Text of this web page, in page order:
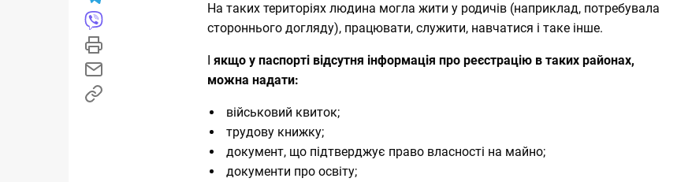
На таких територіях людина могла жити у родичів (наприклад, потребувала
стороннього догляду), працювати, служити, навчатися і таке інше.
І якщо у паспорті відсутня інформація про реєстрацію в таких районах,
можна надати:
військовий квиток;
трудову книжку;
документ, що підтверджує право власності на майно;
документи про освіту;